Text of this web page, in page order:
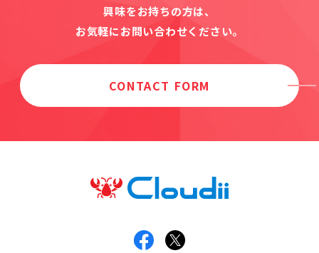
興味をお持ちの方は、
お気軽にお問い合わせください。
CONTACT FORM